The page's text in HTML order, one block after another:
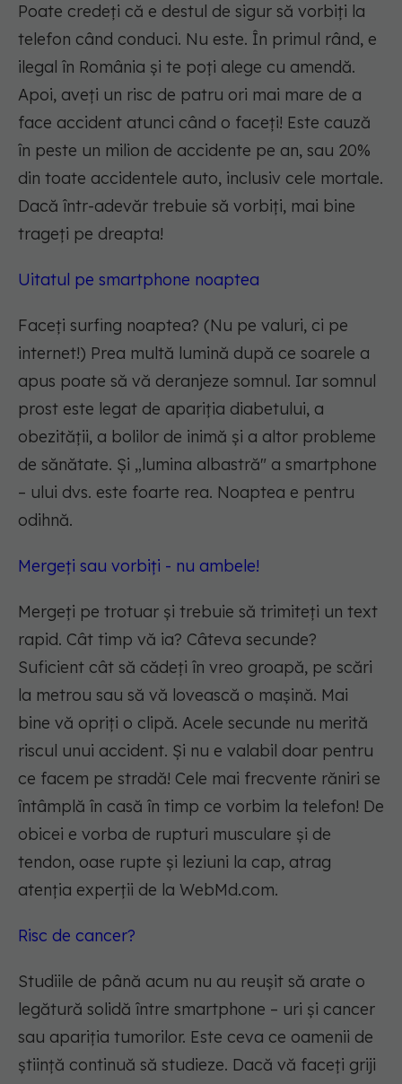
Poate credeți că e destul de sigur să vorbiți la
telefon când conduci. Nu este. În primul rând, e
ilegal în România și te poți alege cu amendă.
Apoi, aveți un risc de patru ori mai mare de a
face accident atunci când o faceți! Este cauză
în peste un milion de accidente pe an, sau 20%
din toate accidentele auto, inclusiv cele mortale.
Dacă într-adevăr trebuie să vorbiți, mai bine
trageți pe dreapta!
Uitatul pe smartphone noaptea
Faceți surfing noaptea? (Nu pe valuri, ci pe
internet!) Prea multă lumină după ce soarele a
apus poate să vă deranjeze somnul. Iar somnul
prost este legat de apariția diabetului, a
obezității, a bolilor de inimă și a altor probleme
de sănătate. Și „lumina albastră" a smartphone
– ului dvs. este foarte rea. Noaptea e pentru
odihnă.
Mergeți sau vorbiți - nu ambele!
Mergeți pe trotuar și trebuie să trimiteți un text
rapid. Cât timp vă ia? Câteva secunde?
Suficient cât să cădeți în vreo groapă, pe scări
la metrou sau să vă lovească o mașină. Mai
bine vă opriți o clipă. Acele secunde nu merită
riscul unui accident. Și nu e valabil doar pentru
ce facem pe stradă! Cele mai frecvente răniri se
întâmplă în casă în timp ce vorbim la telefon! De
obicei e vorba de rupturi musculare și de
tendon, oase rupte și leziuni la cap, atrag
atenția experții de la WebMd.com.
Risc de cancer?
Studiile de până acum nu au reușit să arate o
legătură solidă între smartphone – uri și cancer
sau apariția tumorilor. Este ceva ce oamenii de
știință continuă să studieze. Dacă vă faceți griji